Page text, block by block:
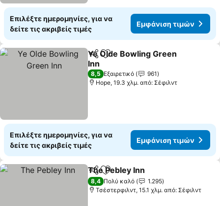
Επιλέξτε ημερομηνίες, για να
δείτε τις ακριβείς τιμές
Εμφάνιση τιμών
Κοινοποίηση
Προσθήκη στα αγαπημένα
Ye Olde Bowling Green
Inn
Εμφάνιση τιμών
8,5 Εξαιρετικό
961
Hope, 19.3 χλμ. από: Σέφιλντ
Επιλέξτε ημερομηνίες, για να
δείτε τις ακριβείς τιμές
Εμφάνιση τιμών
Κοινοποίηση
Προσθήκη στα αγαπημένα
The Pebley Inn
8,4 Πολύ καλό
1.295
Τσέστερφιλντ, 15.1 χλμ. από: Σέφιλντ